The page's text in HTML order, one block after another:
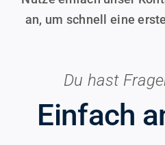
an, um schnell eine
Du hast
Einfach